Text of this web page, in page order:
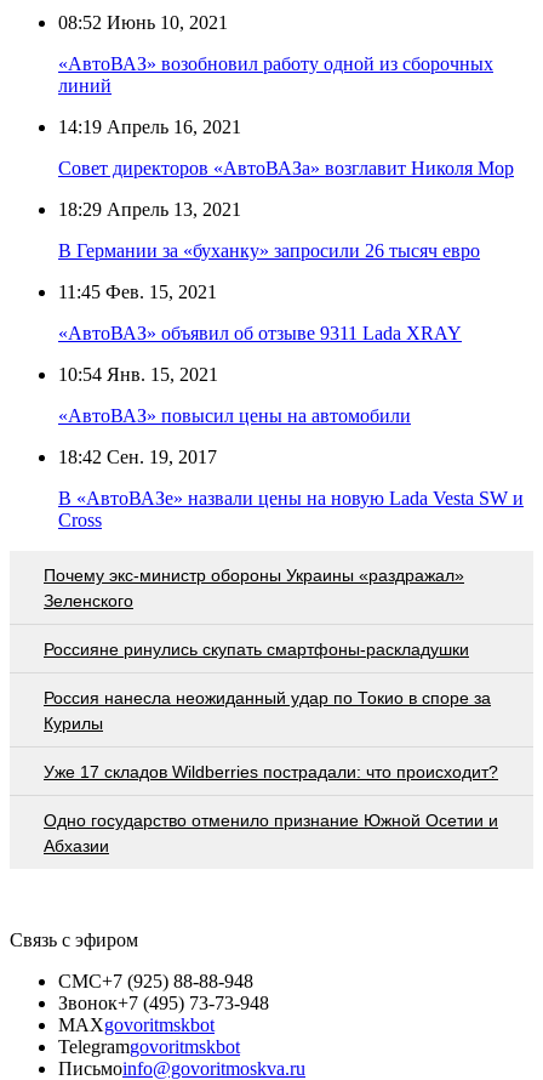
08:52 Июнь 10, 2021
«АвтоВАЗ» возобновил работу одной из сборочных
линий
14:19 Апрель 16, 2021
Совет директоров «АвтоВАЗа» возглавит Николя Мор
18:29 Апрель 13, 2021
В Германии за «буханку» запросили 26 тысяч евро
11:45 Фев. 15, 2021
«АвтоВАЗ» объявил об отзыве 9311 Lada XRAY
10:54 Янв. 15, 2021
«АвтоВАЗ» повысил цены на автомобили
18:42 Сен. 19, 2017
В «АвтоВАЗе» назвали цены на новую Lada Vesta SW и
Cross
Почему экс-министр обороны Украины «раздражал»
Зеленского
Россияне ринулись скупать смартфоны-раскладушки
Россия нанесла неожиданный удар по Токио в споре за
Курилы
Уже 17 складов Wildberries пострадали: что происходит?
Одно государство отменило признание Южной Осетии и
Абхазии
Связь с эфиром
СМС+7 (925) 88-88-948
Звонок+7 (495) 73-73-948
MAXgovoritmskbot
Telegramgovoritmskbot
Письмоinfo@govoritmoskva.ru